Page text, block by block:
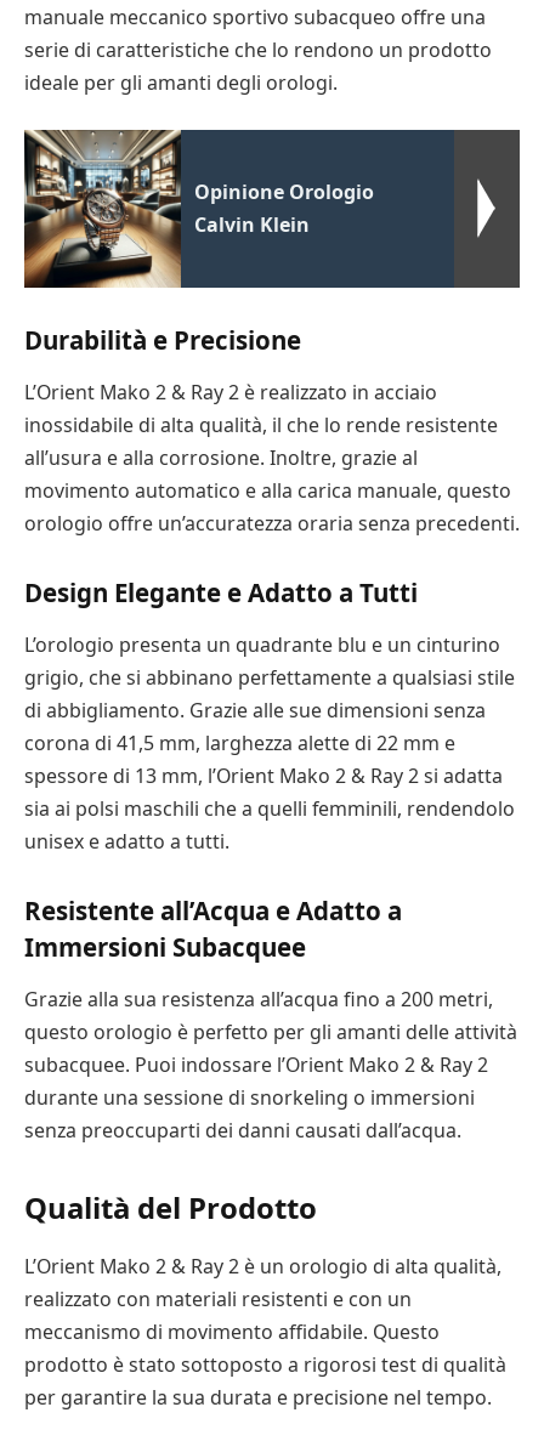
manuale meccanico sportivo subacqueo offre una
serie di caratteristiche che lo rendono un prodotto
ideale per gli amanti degli orologi.
Opinione Orologio
Calvin Klein
Durabilità e Precisione
L’Orient Mako 2 & Ray 2 è realizzato in acciaio
inossidabile di alta qualità, il che lo rende resistente
all’usura e alla corrosione. Inoltre, grazie al
movimento automatico e alla carica manuale, questo
orologio offre un’accuratezza oraria senza precedenti.
Design Elegante e Adatto a Tutti
L’orologio presenta un quadrante blu e un cinturino
grigio, che si abbinano perfettamente a qualsiasi stile
di abbigliamento. Grazie alle sue dimensioni senza
corona di 41,5 mm, larghezza alette di 22 mm e
spessore di 13 mm, l’Orient Mako 2 & Ray 2 si adatta
sia ai polsi maschili che a quelli femminili, rendendolo
unisex e adatto a tutti.
Resistente all’Acqua e Adatto a
Immersioni Subacquee
Grazie alla sua resistenza all’acqua fino a 200 metri,
questo orologio è perfetto per gli amanti delle attività
subacquee. Puoi indossare l’Orient Mako 2 & Ray 2
durante una sessione di snorkeling o immersioni
senza preoccuparti dei danni causati dall’acqua.
Qualità del Prodotto
L’Orient Mako 2 & Ray 2 è un orologio di alta qualità,
realizzato con materiali resistenti e con un
meccanismo di movimento affidabile. Questo
prodotto è stato sottoposto a rigorosi test di qualità
per garantire la sua durata e precisione nel tempo.